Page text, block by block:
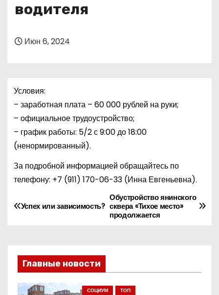
водителя
Июн 6, 2024
Условия:
– заработная плата – 60 000 рублей на руки;
– официальное трудоустройство;
– график работы: 5/2 с 9:00 до 18:00
(ненормированный).
За подробной информацией обращайтесь по
телефону: +7 (911) 170-06-33(Инна Евгеньевна).
Н
г
Обустройство янинского
сквера «Тихое место»
продолжается
Успех или зависимость?
Главные новости
СОЦИУМ ТОП